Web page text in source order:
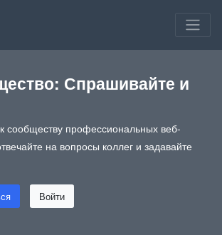
Спрашивайте и
сообществу профессиональных веб-
на вопросы коллег и задавайте
Войти